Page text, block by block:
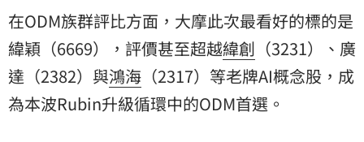
在ODM族群評比方面，大摩此次最看好的標的是
緯穎（6669），評價甚至超越緯創 （3231）、廣
達（2382）與鴻海 （2317）等老牌AI概念股，成
為本波Rubin升級循環中的ODM首選。